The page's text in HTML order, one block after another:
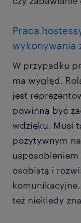
Praca
wykonywania
W przypadku
ma wygląd.
jest
powinna być
wdzięku. Musi
pozytywnym
osobistą i
też niekiedy